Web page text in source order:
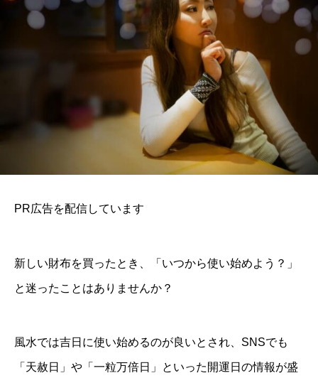
PR広告を配信しています
新しい財布を買ったとき、「いつから使い始めよう？」
と迷ったことはありませんか？
風水では吉日に使い始めるのが良いとされ、SNSでも
「天赦日」や「一粒万倍日」といった開運日の情報が盛